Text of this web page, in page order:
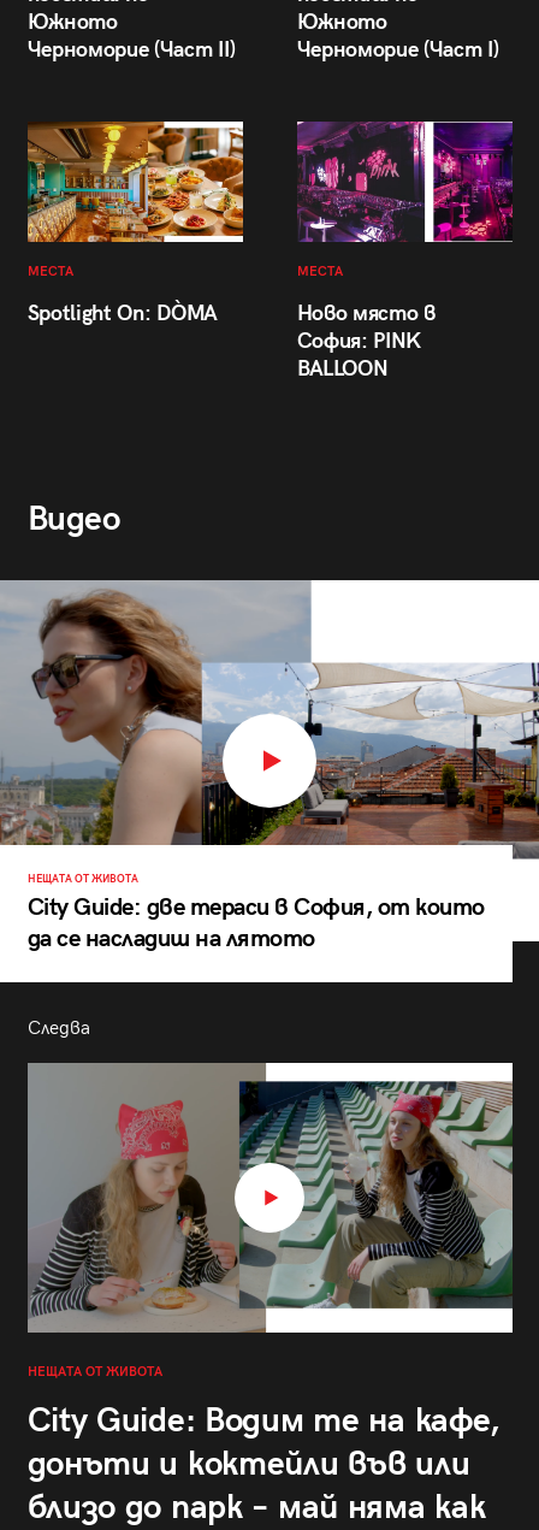
Южното
Черноморие (Част II)
Южното
Черноморие (Част I)
МЕСТА
Spotlight On: DÒMA
МЕСТА
Ново място в
София: PINK
BALLOON
Видео
НЕЩАТА ОТ ЖИВОТА
City Guide: две тераси в София, от които
да се насладиш на лятото
Следва
НЕЩАТА ОТ ЖИВОТА
City Guide: Водим те на кафе,
донъти и коктейли във или
близо до парк – май няма как